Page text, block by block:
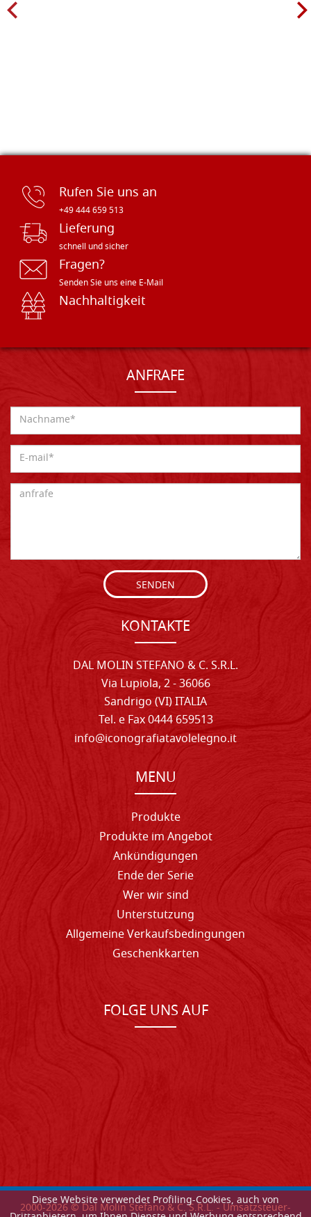
Diese Website verwendet Profiling-Cookies, auch von
Rufen Sie uns an
+49 444 659 513
Lieferung
schnell und sicher
Fragen?
Senden Sie uns eine E-Mail
Nachhaltigkeit
ANFRAFE
SENDEN
KONTAKTE
DAL MOLIN STEFANO & C. S.R.L.
Via Lupiola, 2 - 36066
Sandrigo (VI) ITALIA
Tel. e Fax 0444 659513
info@iconografiatavolelegno.it
MENU
Produkte
Produkte im Angebot
Ankündigungen
Ende der Serie
Wer wir sind
Unterstutzung
Allgemeine Verkaufsbedingungen
Geschenkkarten
FOLGE UNS AUF
2000-2026© Dal Molin Stefano & C. S.R.L. - Umsatzsteuer-